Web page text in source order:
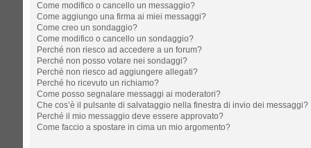
Come modifico o cancello un messaggio?
Come aggiungo una firma ai miei messaggi?
Come creo un sondaggio?
Come modifico o cancello un sondaggio?
Perché non riesco ad accedere a un forum?
Perché non posso votare nei sondaggi?
Perché non riesco ad aggiungere allegati?
Perché ho ricevuto un richiamo?
Come posso segnalare messaggi ai moderatori?
Che cos’è il pulsante di salvataggio nella finestra di invio dei messaggi?
Perché il mio messaggio deve essere approvato?
Come faccio a spostare in cima un mio argomento?